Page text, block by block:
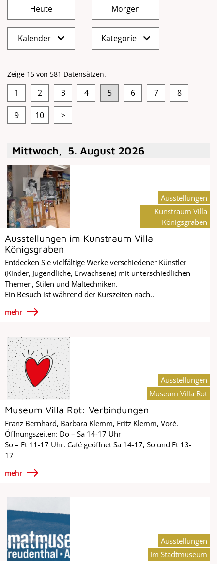
Kalender Kategorie
Zeige 15 von 581 Datensätzen.
1 2 3 4 5 6 7 8
9 10 >
Mittwoch, 5. August 2026
Ausstellungen im Kunstraum Villa
Königsgraben
Entdecken Sie vielfältige Werke verschiedener Künstler
(Kinder, Jugendliche, Erwachsene) mit unterschiedlichen
Themen, Stilen und Maltechniken.
Ein Besuch ist während der Kurszeiten nach...
mehr
Ausstellungen
Kunstraum Villa
Königsgraben
Museum Villa Rot: Verbindungen
Franz Bernhard, Barbara Klemm, Fritz Klemm, Voré.
Öffnungszeiten: Do – Sa 14-17 Uhr
So – Ft 11-17 Uhr. Café geöffnet Sa 14-17, So und Ft 13-
17
mehr
Ausstellungen
Museum Villa Rot
Ausstellungen
Im Stadtmuseum